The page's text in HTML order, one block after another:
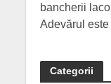
bancherii
Adevărul este
Categorii